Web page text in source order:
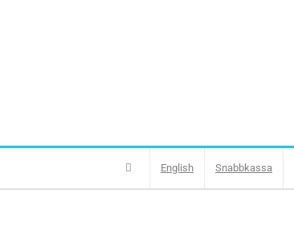
English Snabbkassa